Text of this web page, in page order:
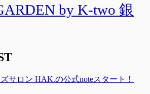
by K-two 銀
サロン HAK.の公式noteスタート！